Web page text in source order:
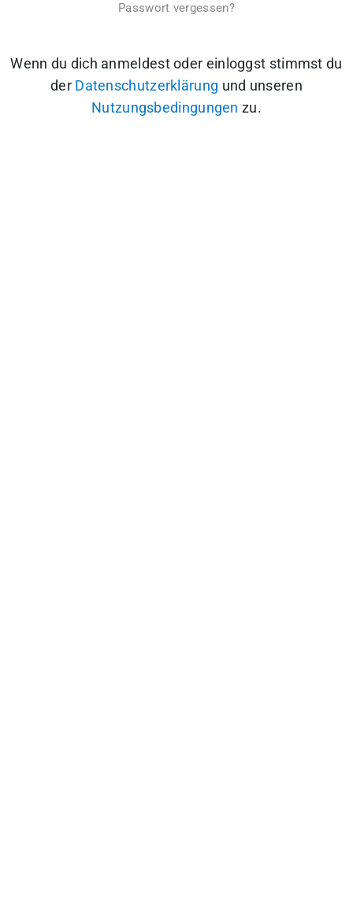
Passwort vergessen?
Wenn du dich anmeldest oder einloggst stimmst du
der Datenschutzerklärung und unseren
Nutzungsbedingungen zu.